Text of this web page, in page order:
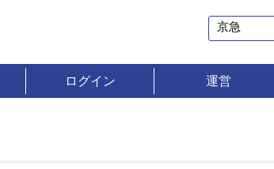
ログイン 運営